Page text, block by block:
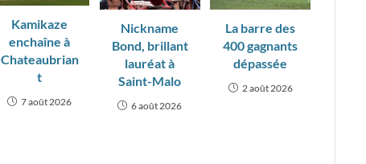
Kamikaze
enchaîne à
Chateaubrian
t
7 août 2026
Nickname
Bond, brillant
lauréat à
Saint-Malo
6 août 2026
La barre des
400 gagnants
dépassée
2 août 2026